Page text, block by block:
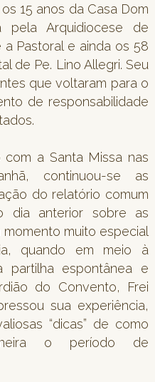
15 anos da Casa Dom
pela Arquidiocese de
Pastoral e ainda os 58
de Pe. Lino Allegri. Seu
que voltaram para o
de responsabilidade
com a Santa Missa nas
continuou-se as
do relatório comum
dia anterior sobre as
muito especial
quando em meio à
partilha espontânea e
do Convento, Frei
sua experiência,
“dicas” de como
o período de